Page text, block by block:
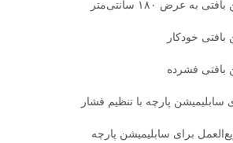
به عرض ۱۸۰ سانتی‌متر
بافتی خودکار
بافتی فشرده
سابلیمیشن پارچه با تنظیم فشار
برای سابلیمیشن پارچه